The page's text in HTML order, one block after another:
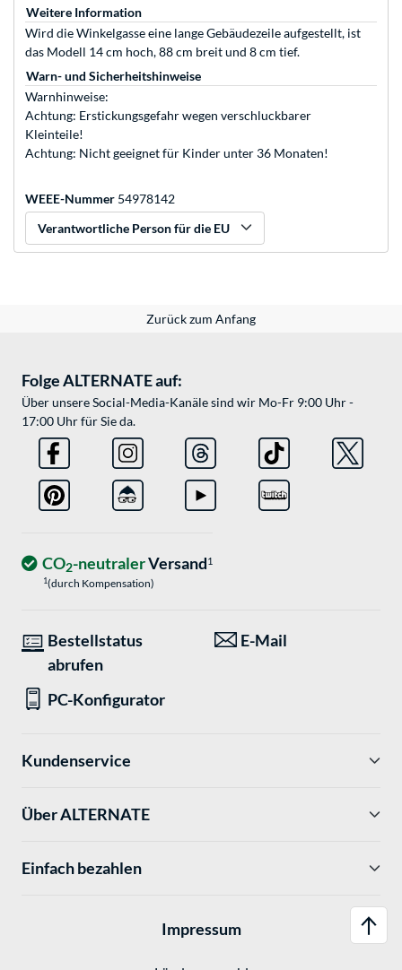
Weitere Information
Wird die Winkelgasse eine lange Gebäudezeile aufgestellt, ist
das Modell 14 cm hoch, 88 cm breit und 8 cm tief.
Warn- und Sicherheitshinweise
Warnhinweise:
Achtung: Erstickungsgefahr wegen verschluckbarer
Kleinteile!
Achtung: Nicht geeignet für Kinder unter 36 Monaten!
WEEE-Nummer 54978142
Verantwortliche Person für die EU
Zurück zum Anfang
Folge ALTERNATE auf:
Über unsere Social-Media-Kanäle sind wir Mo-Fr 9:00 Uhr -
17:00 Uhr für Sie da.
CO2-neutralerVersand1
1(durch Kompensation)
Bestellstatus
abrufen
E-Mail
PC-Konfigurator
Kundenservice
Über ALTERNATE
Einfach bezahlen
Impressum